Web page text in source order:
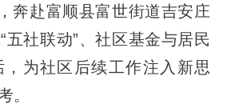
奔赴富顺县富世街道吉安庄
五社联动”、社区基金与居民
，为社区后续工作注入新思
。